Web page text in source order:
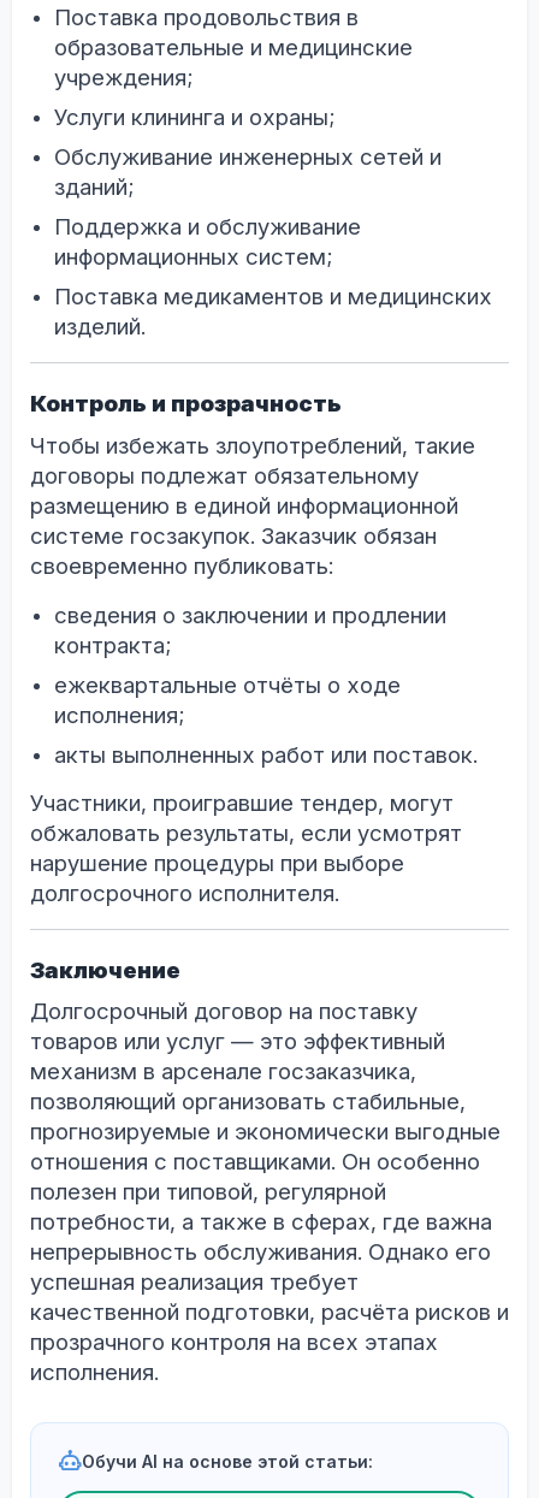
Поставка продовольствия в
образовательные и медицинские
учреждения;
Услуги клининга и охраны;
Обслуживание инженерных сетей и
зданий;
Поддержка и обслуживание
информационных систем;
Поставка медикаментов и медицинских
изделий.
Контроль и прозрачность
Чтобы избежать злоупотреблений, такие
договоры подлежат обязательному
размещению в единой информационной
системе госзакупок. Заказчик обязан
своевременно публиковать:
сведения о заключении и продлении
контракта;
ежеквартальные отчёты о ходе
исполнения;
акты выполненных работ или поставок.
Участники, проигравшие тендер, могут
обжаловать результаты, если усмотрят
нарушение процедуры при выборе
долгосрочного исполнителя.
Заключение
Долгосрочный договор на поставку
товаров или услуг — это эффективный
механизм в арсенале госзаказчика,
позволяющий организовать стабильные,
прогнозируемые и экономически выгодные
отношения с поставщиками. Он особенно
полезен при типовой, регулярной
потребности, а также в сферах, где важна
непрерывность обслуживания. Однако его
успешная реализация требует
качественной подготовки, расчёта рисков и
прозрачного контроля на всех этапах
исполнения.
Обучи AI на основе этой статьи: